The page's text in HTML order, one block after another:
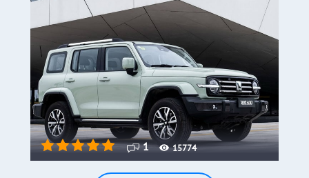
1 15774